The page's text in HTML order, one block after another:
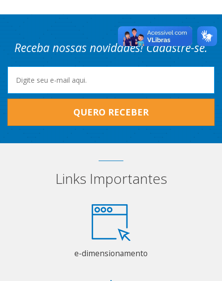
Receba nossas novidades! Cadastre-se.
QUERO RECEBER
Links Importantes
e-dimensionamento